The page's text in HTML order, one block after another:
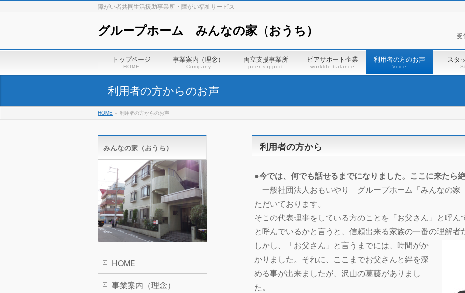
障がい者共同生活援助事業所・障がい福祉サービス
グループホーム みんなの家（おうち） 受
トップページ
HOME
事業案内（理念）
Company
両立支援事業所
peer support
ピアサポート企業
worklife balance
利用者の方のお声
Voice
スタ
利用者の方からのお声
HOME » 利用者の方からのお声
利用者の方から
●今では、何でも話せるまでになりました。ここに来たら
一般社団法人おもいやり グループホーム「みんなの家
ただいております。
そこの代表理事をしている方のことを「お父さん」と呼ん
と呼んでいるかと言うと、信頼出来る家族の一番の理解者
しかし、「お父さん」と言うまでには、時間がか
かりました。それに、ここまでお父さんと絆を深
める事が出来ましたが、沢山の葛藤がありまし
た。
みんなの家（おうち）
HOME
事業案内（理念）